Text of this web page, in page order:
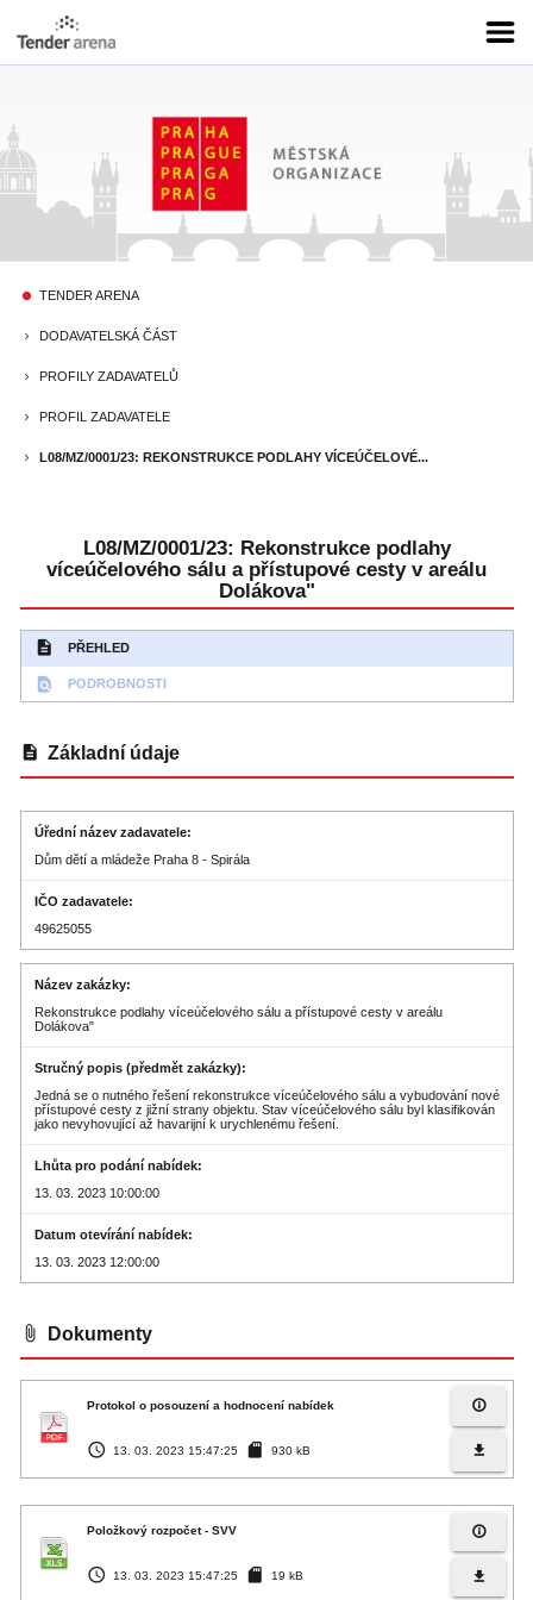
fiber_manual_record TENDER ARENA
keyboard_arrow_right DODAVATELSKÁ ČÁST
keyboard_arrow_right PROFILY ZADAVATELŮ
keyboard_arrow_right PROFIL ZADAVATELE
keyboard_arrow_right L08/MZ/0001/23: REKONSTRUKCE PODLAHY VÍCEÚČELOVÉ...
L08/MZ/0001/23: Rekonstrukce podlahy
víceúčelového sálu a přístupové cesty v areálu
Dolákova"
description PŘEHLED
find_in_page PODROBNOSTI
description Základní údaje
Úřední název zadavatele
Dům dětí a mládeže Praha 8 - Spirála
IČO zadavatele
49625055
Název zakázky
Rekonstrukce podlahy víceúčelového sálu a přístupové cesty v areálu
Dolákova"
Stručný popis (předmět zakázky)
Jedná se o nutného řešení rekonstrukce víceúčelového sálu a vybudování nové
přístupové cesty z jižní strany objektu. Stav víceúčelového sálu byl klasifikován
jako nevyhovující až havarijní k urychlenému řešení.
Lhůta pro podání nabídek
13. 03. 2023 10:00:00
Datum otevírání nabídek
13. 03. 2023 12:00:00
attach_file Dokumenty
Protokol o posouzení a hodnocení nabídek
access_time 13. 03. 2023 15:47:25 sd_card 930 kB
info_outline
file_download
Položkový rozpočet - SVV
access_time 13. 03. 2023 15:47:25 sd_card 19 kB
info_outline
file_download